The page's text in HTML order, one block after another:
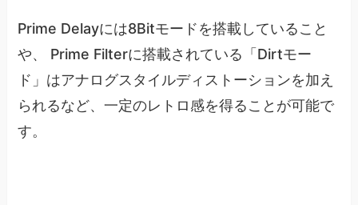
Prime Delayには8Bitモードを搭載していること
や、 Prime Filterに搭載されている「Dirtモー
ド」はアナログスタイルディストーションを加え
られるなど、一定のレトロ感を得ることが可能で
す。